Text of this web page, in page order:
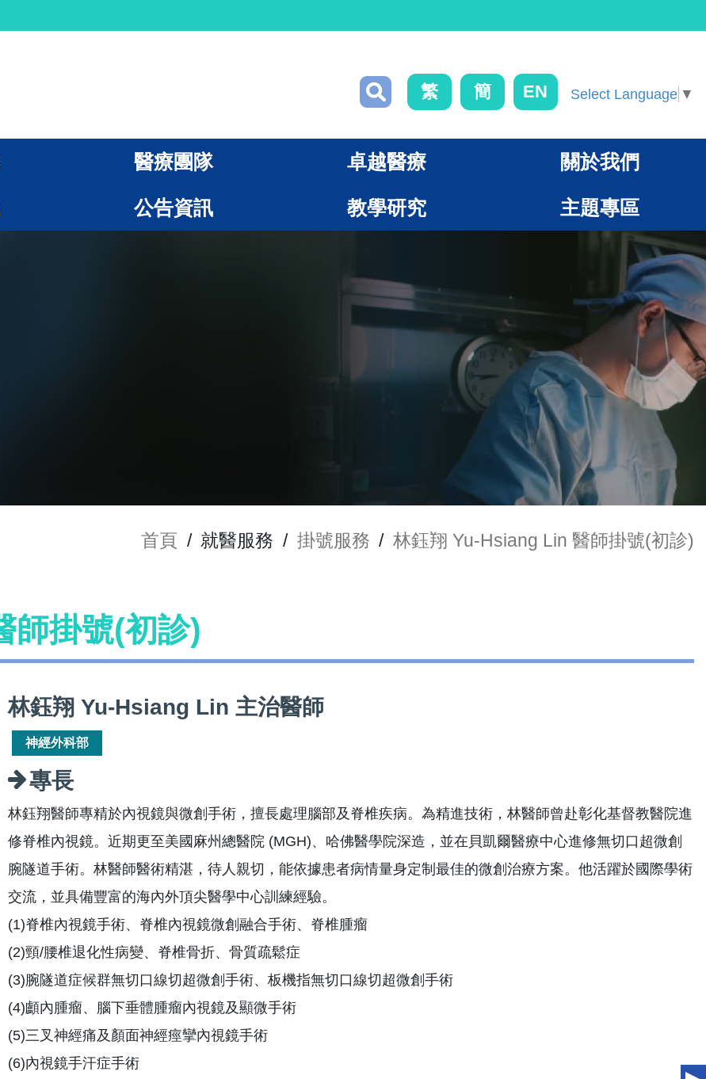
繁 簡 EN Select Language ▼
醫療團隊 卓越醫療 關於我們
公告資訊 教學研究 主題專區
首頁 / 就醫服務 / 掛號服務 / 林鈺翔 Yu-Hsiang Lin 醫師掛號(初診)
師掛號(初診)
林鈺翔 Yu-Hsiang Lin 主治醫師
神經外科部
專長
林鈺翔醫師專精於內視鏡與微創手術，擅長處理腦部及脊椎疾病。為精進技術，林醫師曾赴彰化基督教醫院進
修脊椎內視鏡。近期更至美國麻州總醫院 (MGH)、哈佛醫學院深造，並在貝凱爾醫療中心進修無切口超微創
腕隧道手術。林醫師醫術精湛，待人親切，能依據患者病情量身定制最佳的微創治療方案。他活躍於國際學術
交流，並具備豐富的海內外頂尖醫學中心訓練經驗。
(1)脊椎內視鏡手術、脊椎內視鏡微創融合手術、脊椎腫瘤
(2)頸/腰椎退化性病變、脊椎骨折、骨質疏鬆症
(3)腕隧道症候群無切口線切超微創手術、板機指無切口線切超微創手術
(4)顱內腫瘤、腦下垂體腫瘤內視鏡及顯微手術
(5)三叉神經痛及顏面神經痙攣內視鏡手術
(6)內視鏡手汗症手術